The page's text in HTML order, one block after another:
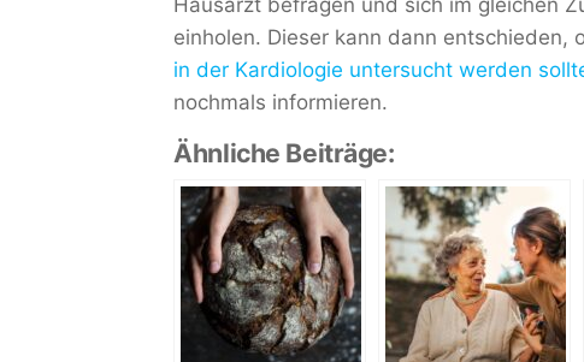
einholen. Dieser kann dann
in der Kardiologie untersucht werden
nochmals informieren.
Ähnliche Beiträge: